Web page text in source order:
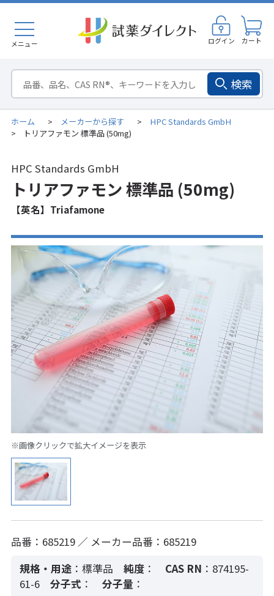
メニュー ログイン カート
検索
ホーム > メーカーから探す > HPC Standards GmbH
> トリアファモン 標準品 (50mg)
HPC Standards GmbH
トリアファモン 標準品 (50mg)
【英名】Triafamone
※画像クリックで拡大イメージを表示
品番：685219 ／ メーカー品番：685219
規格・用途 ：標準品 純度： CAS RN ：874195-
61-6
分子式 ： 分子量 ：